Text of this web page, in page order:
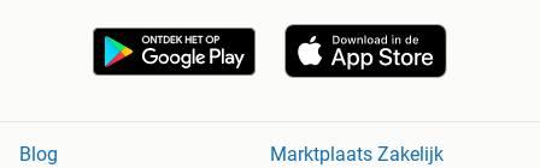
Blog
Marktplaats Zakelijk